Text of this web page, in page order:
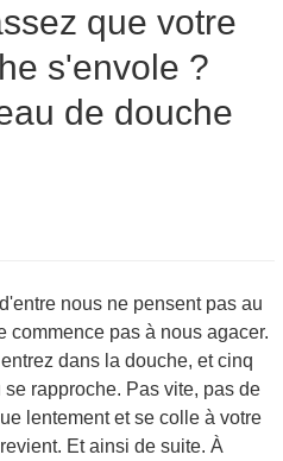
que votre
s'envole ?
de douche
nous ne pensent pas au
commence pas à nous agacer.
dans la douche, et cinq
rapproche. Pas vite, pas de
lentement et se colle à votre
Et ainsi de suite. À